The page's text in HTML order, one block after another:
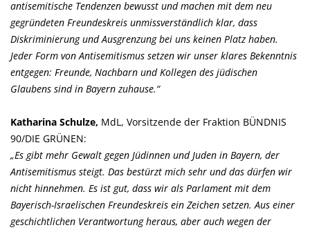
antisemitische Tendenzen bewusst und machen mit dem neu
gegründeten Freundeskreis unmissverständlich klar, dass
Diskriminierung und Ausgrenzung bei uns keinen Platz haben.
Jeder Form von Antisemitismus setzen wir unser klares Bekenntnis
entgegen: Freunde, Nachbarn und Kollegen des jüdischen
Glaubens sind in Bayern zuhause.“
Katharina Schulze, MdL, Vorsitzende der Fraktion BÜNDNIS
90/DIE GRÜNEN:
Es gibt mehr Gewalt gegen Jüdinnen und Juden in Bayern, der
Antisemitismus steigt. Das bestürzt mich sehr und das dürfen wir
nicht hinnehmen. Es ist gut, dass wir als Parlament mit dem
Bayerisch-Israelischen Freundeskreis ein Zeichen setzen. Aus einer
geschichtlichen Verantwortung heraus, aber auch wegen der